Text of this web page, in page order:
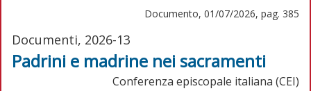
Documento, 01/07/2026, pag. 385
Documenti, 2026-13
Padrini e madrine nei sacramenti
Conferenza episcopale italiana (CEI)